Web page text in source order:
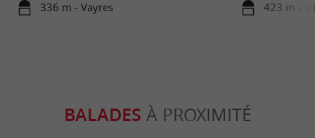
336 m - Vayres 423 m -
BALADES À PROXIMITÉ